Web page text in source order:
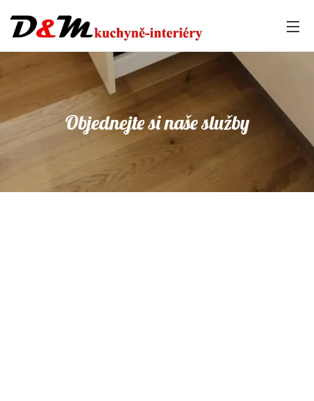
Objednejte si naše služby